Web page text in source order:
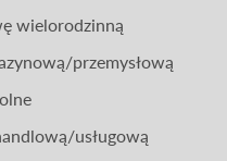
wielorodzinną
przemysłową
usługową